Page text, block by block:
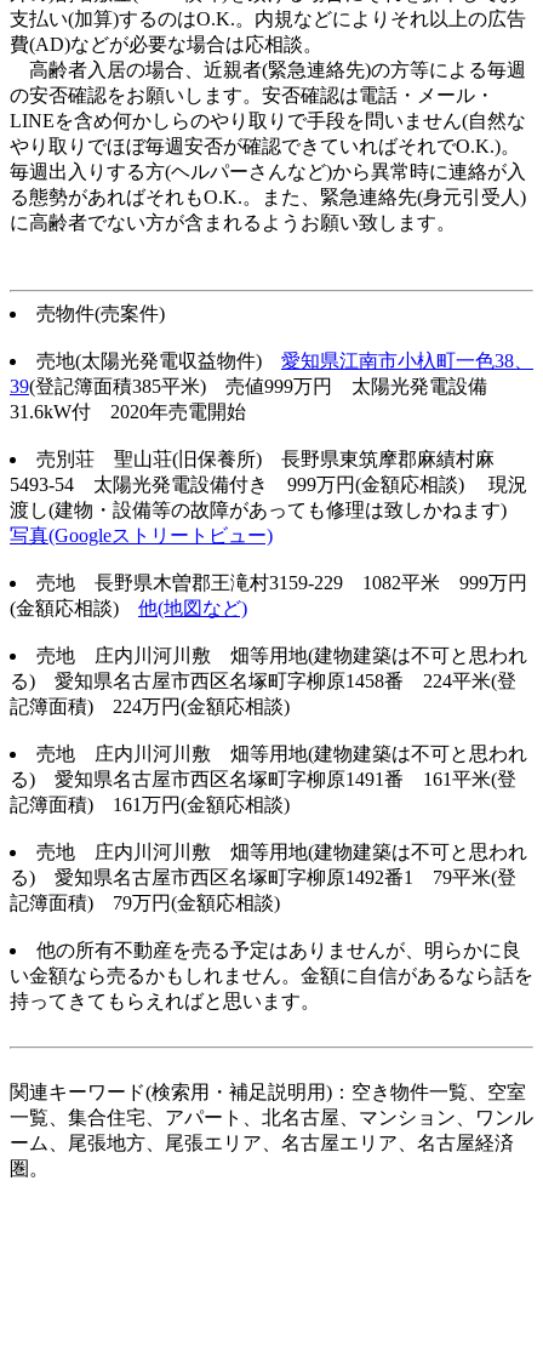
支払い(加算)するのはO.K.。内規などによりそれ以上の広告
費(AD)などが必要な場合は応相談。
高齢者入居の場合、近親者(緊急連絡先)の方等による毎週
の安否確認をお願いします。安否確認は電話・メール・
LINEを含め何かしらのやり取りで手段を問いません(自然な
やり取りでほぼ毎週安否が確認できていればそれでO.K.)。
毎週出入りする方(ヘルパーさんなど)から異常時に連絡が入
る態勢があればそれもO.K.。また、緊急連絡先(身元引受人)
に高齢者でない方が含まれるようお願い致します。
売物件(売案件)
売地(太陽光発電収益物件) 愛知県江南市小杁町一色38、
39(登記簿面積385平米) 売値999万円 太陽光発電設備
31.6kW付 2020年売電開始
売別荘 聖山荘(旧保養所) 長野県東筑摩郡麻績村麻
5493-54 太陽光発電設備付き 999万円(金額応相談) 現況
渡し(建物・設備等の故障があっても修理は致しかねます)
写真(Googleストリートビュー)
売地 長野県木曽郡王滝村3159-229 1082平米 999万円
(金額応相談) 他(地図など)
売地 庄内川河川敷 畑等用地(建物建築は不可と思われ
る) 愛知県名古屋市西区名塚町字柳原1458番 224平米(登
記簿面積) 224万円(金額応相談)
売地 庄内川河川敷 畑等用地(建物建築は不可と思われ
る) 愛知県名古屋市西区名塚町字柳原1491番 161平米(登
記簿面積) 161万円(金額応相談)
売地 庄内川河川敷 畑等用地(建物建築は不可と思われ
る) 愛知県名古屋市西区名塚町字柳原1492番1 79平米(登
記簿面積) 79万円(金額応相談)
他の所有不動産を売る予定はありませんが、明らかに良
い金額なら売るかもしれません。金額に自信があるなら話を
持ってきてもらえればと思います。
関連キーワード(検索用・補足説明用)：空き物件一覧、空室
一覧、集合住宅、アパート、北名古屋、マンション、ワンル
ーム、尾張地方、尾張エリア、名古屋エリア、名古屋経済
圏。